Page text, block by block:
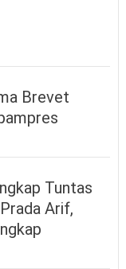
Brevet
Tuntas
Arif,